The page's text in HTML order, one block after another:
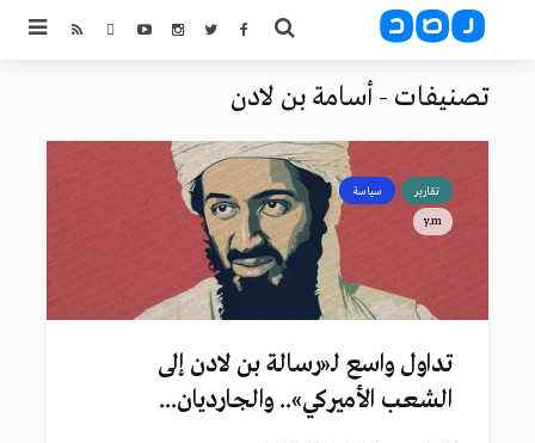
تصنيفات - أسامة بن لادن
تقارير سياسة
y.m
تداول واسع لـ«رسالة بن لادن إلى
الشعب الأميركي».. والجارديان...